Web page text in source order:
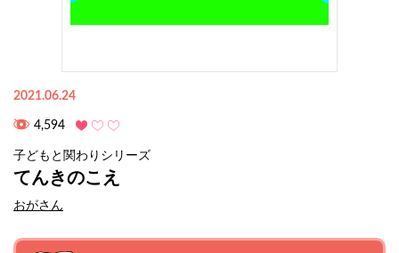
2021.06.24
4,594
子どもと関わりシリーズ
てんきのこえ
おがさん